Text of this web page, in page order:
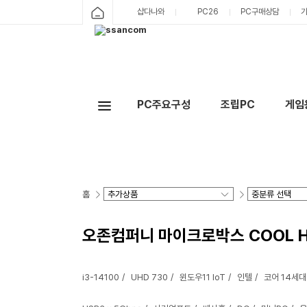
샵다나와 PC26 PC구매상담
PC주요구성 조립PC 게
홈
오존컴퍼니 마이크로박스
i3-14100 UHD 730 윈도우11 IoT 인텔 코어 14세대